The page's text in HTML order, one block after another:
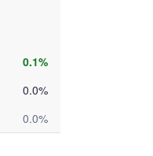
0.1%
0.0%
0.0%